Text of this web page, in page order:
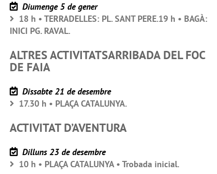
Diumenge 5 de gener
18 h • TERRADELLES: PL. SANT PERE.19 h • BAGÀ:
INICI PG. RAVAL.
ALTRES ACTIVITATSARRIBADA DEL FOC
DE FAIA
Dissabte 21 de desembre
17.30 h • PLAÇA CATALUNYA.
ACTIVITAT D’AVENTURA
Dilluns 23 de desembre
10 h • PLAÇA CATALUNYA • Trobada inicial.